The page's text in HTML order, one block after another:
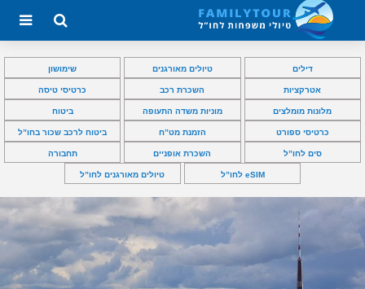
דילים טיולים מאורגנים שימושון
אטרקציות השכרת רכב כרטיסי טיסה
מלונות מומלצים מוניות משדה התעופה ביטוח
כרטיסי ספורט הזמנת מט”ח ביטוח לרכב שכור בחו”ל
סים לחו”ל השכרת אופניים תחבורה
eSIM לחו”ל טיולים מאורגנים לחו”ל